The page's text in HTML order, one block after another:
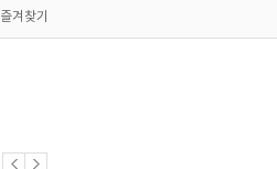
즐겨찾기